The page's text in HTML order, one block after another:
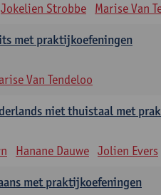
Jokelien Strobbe Marise Van
met praktijkoefeningen
Van Tendeloo
niet thuistaal met
Hanane Dauwe Jolien Evers
met praktijkoefeningen